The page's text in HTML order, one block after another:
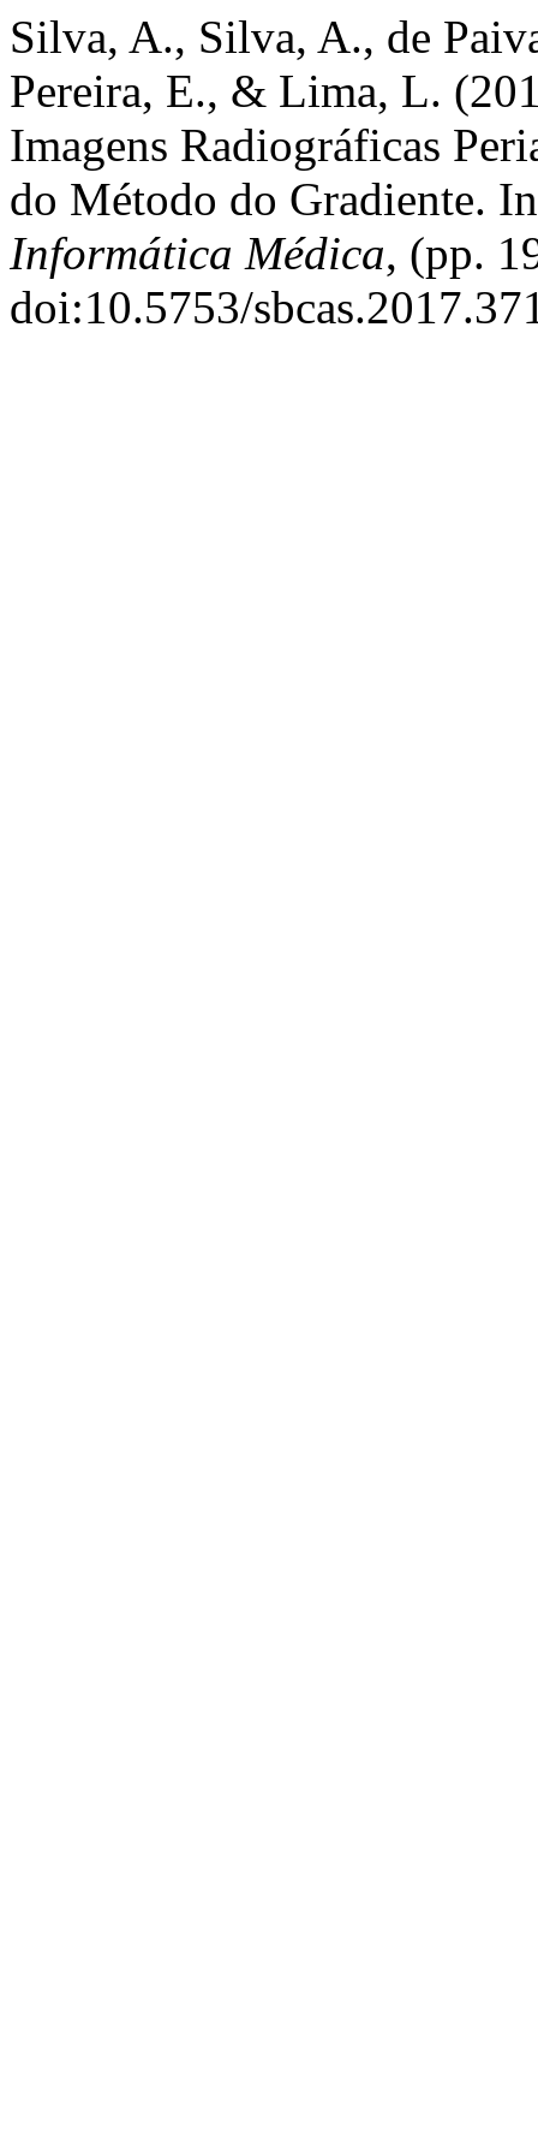
Silva, A., Silva, A., de
Pereira, E., & Lima, L.
Imagens Radiográficas
do Método do Gradiente.
Informática Médica, (pp.
doi:10.5753/